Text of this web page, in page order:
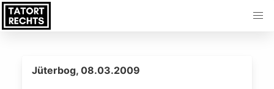
Jüterbog, 08.03.2009